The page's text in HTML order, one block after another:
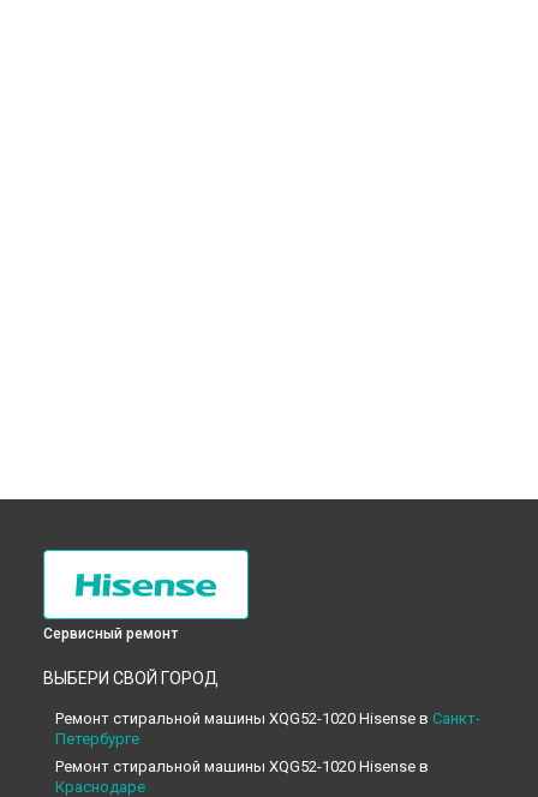
Сервисный ремонт
ВЫБЕРИ СВОЙ ГОРОД
Ремонт стиральной машины XQG52-1020 Hisense в Санкт-
Петербурге
Ремонт стиральной машины XQG52-1020 Hisense в
Краснодаре